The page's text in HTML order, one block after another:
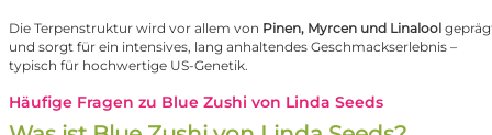
Die Terpenstruktur wird vor allem von Pinen, Myrcen und Linalool
und sorgt für ein intensives, lang anhaltendes Geschmackserlebnis –
typisch für hochwertige US-Genetik.
Häufige Fragen zu Blue Zushi von Linda Seeds